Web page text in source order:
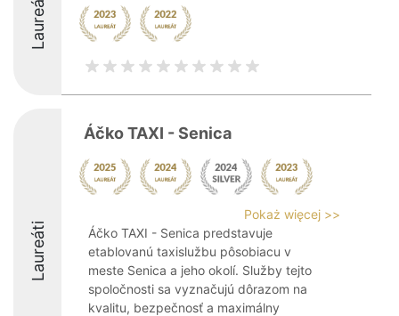
Laureáti
Laureáti
Áčko TAXI - Senica
Pokaż więcej >>
Áčko TAXI - Senica predstavuje
etablovanú taxislužbu pôsobiacu v
meste Senica a jeho okolí. Služby tejto
spoločnosti sa vyznačujú dôrazom na
kvalitu, bezpečnosť a maximálny